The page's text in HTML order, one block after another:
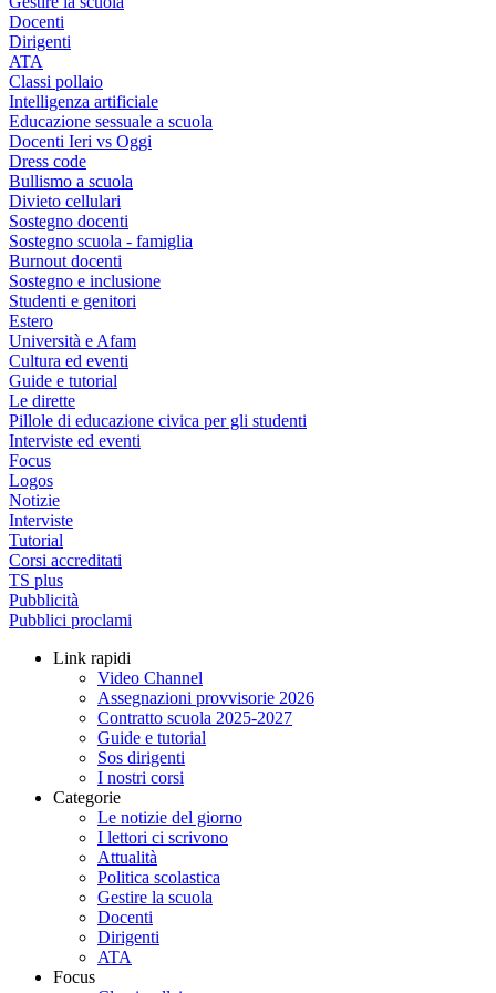
Docenti
Dirigenti
ATA
Classi pollaio
Intelligenza artificiale
Educazione sessuale a scuola
Docenti Ieri vs Oggi
Dress code
Bullismo a scuola
Divieto cellulari
Sostegno docenti
Sostegno scuola - famiglia
Burnout docenti
Sostegno e inclusione
Studenti e genitori
Estero
Università e Afam
Cultura ed eventi
Guide e tutorial
Le dirette
Pillole di educazione civica per gli studenti
Interviste ed eventi
Focus
Logos
Notizie
Interviste
Tutorial
Corsi accreditati
TS plus
Pubblicità
Pubblici proclami
Link rapidi
Video Channel
Assegnazioni provvisorie 2026
Contratto scuola 2025-2027
Guide e tutorial
Sos dirigenti
I nostri corsi
Categorie
Le notizie del giorno
I lettori ci scrivono
Attualità
Politica scolastica
Gestire la scuola
Docenti
Dirigenti
ATA
Focus